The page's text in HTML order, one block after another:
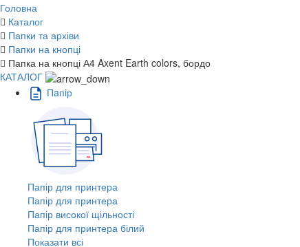
Головна
Каталог
Папки та архіви
Папки на кнопці
Папка на кнопці А4 Axent Earth colors, бордо
КАТАЛОГ
Пaпiр
Папір для принтера
Папір для принтера
Папір високої щільності
Папір для принтера білий
Показати всі